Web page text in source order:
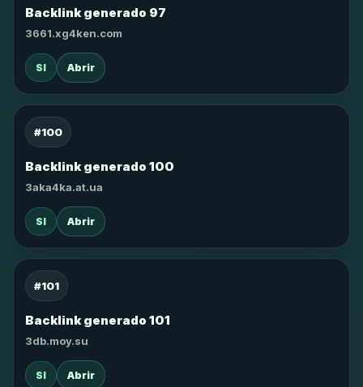
Backlink generado 97
3661.xg4ken.com
SI Abrir
#100
Backlink generado 100
3aka4ka.at.ua
SI Abrir
#101
Backlink generado 101
3db.moy.su
SI Abrir